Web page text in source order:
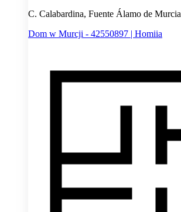
C. Calabardina, Fuente Álamo de Murcia
Dom w Murcji - 42550897 | Homiia